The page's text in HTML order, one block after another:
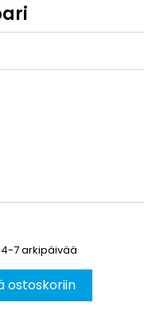
7 arkipäivää
ostoskoriin